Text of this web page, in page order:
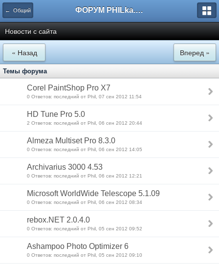
← Общий ФОРУМ PHILka.RU
Новости с сайта
« Назад Вперед »
Темы форума
Corel PaintShop Pro X7
0 Ответов: последний от Phil, 07 сен 2012 11:54
HD Tune Pro 5.0
2 Ответов: последний от Phil, 06 сен 2012 20:44
Almeza Multiset Pro 8.3.0
0 Ответов: последний от Phil, 06 сен 2012 14:05
Archivarius 3000 4.53
0 Ответов: последний от Phil, 06 сен 2012 12:21
Microsoft WorldWide Telescope 5.1.09
0 Ответов: последний от Phil, 06 сен 2012 08:34
rebox.NET 2.0.4.0
0 Ответов: последний от Phil, 05 сен 2012 09:52
Ashampoo Photo Optimizer 6
0 Ответов: последний от Phil, 05 сен 2012 09:10